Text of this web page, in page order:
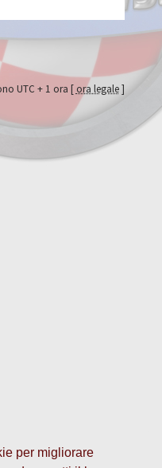
per migliorare
UTC + 1 ora [ ora legale]